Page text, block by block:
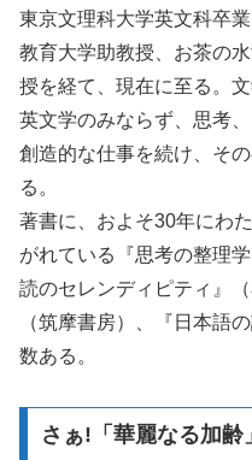
東京文理科大学英文科卒
教育大学助教授、お茶の
授を経て、現在に至る。文
英文学のみならず、思考
創造的な仕事を続け、そ
る。
著書に、およそ30年にわ
がれている『思考の整理
読のセレンディピティ』
（筑摩書房）、『日本語
数ある。
さぁ!「華麗なる加齢